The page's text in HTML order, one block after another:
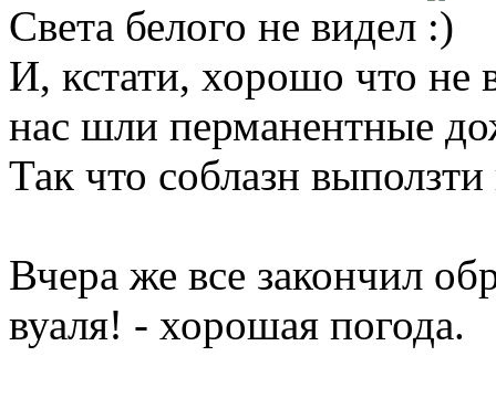
Света белого не видел
И, кстати, хорошо что
нас шли перманентные
Так что соблазн
Вчера же все закончил
вуаля! - хорошая погода.